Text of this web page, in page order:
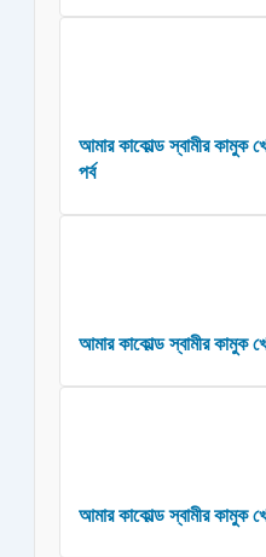
আমার কাকোল্ড স্বামীর কামুক
পর্ব
আমার কাকোল্ড স্বামীর কামুক
আমার কাকোল্ড স্বামীর কামুক